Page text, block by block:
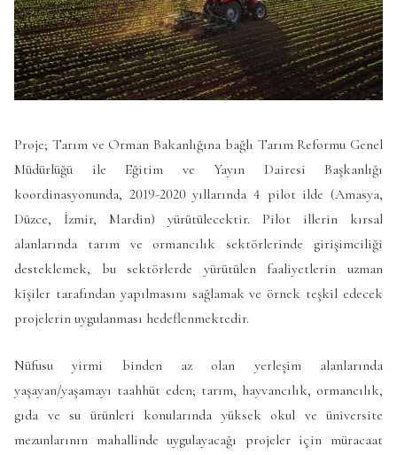
Proje; Tarım ve Orman Bakanlığına bağlı Tarım Reformu Genel
Müdürlüğü ile Eğitim ve Yayın Dairesi Başkanlığı
koordinasyonunda, 2019-2020 yıllarında 4 pilot ilde (Amasya,
Düzce, İzmir, Mardin) yürütülecektir. Pilot illerin kırsal
alanlarında tarım ve ormancılık sektörlerinde girişimciliği
desteklemek, bu sektörlerde yürütülen faaliyetlerin uzman
kişiler tarafından yapılmasını sağlamak ve örnek teşkil edecek
projelerin uygulanması hedeflenmektedir.
Nüfusu yirmi binden az olan yerleşim alanlarında
yaşayan/yaşamayı taahhüt eden; tarım, hayvancılık, ormancılık,
gıda ve su ürünleri konularında yüksek okul ve üniversite
mezunlarının mahallinde uygulayacağı projeler için müracaat